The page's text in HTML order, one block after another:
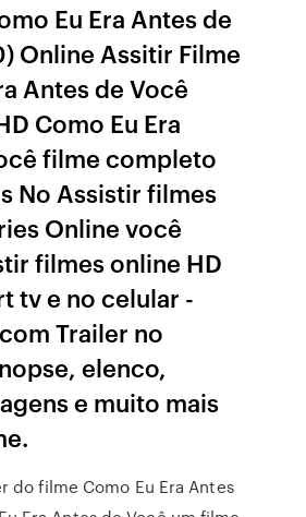
Eu Era Antes de
Online Assitir Filme
Antes de Você
Como Eu Era
filme completo
No Assistir filmes
Online você
filmes online HD
tv e no celular -
Trailer no
elenco,
e muito mais
do filme Como Eu Era Antes